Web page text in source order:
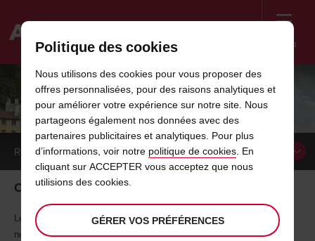
Menu
NOTRE SÉLECTION WEEK-END
RÉSERVER UNVÉHICULE
Organisez votre escapade week-end avec Avis !
Les week-ends sont les meilleures occasions pour s’évader vers de
nouveaux horizons et découvrir les plus belles villes avec Avis.
Politique des cookies
Nous utilisons des cookies pour vous proposer des
offres personnalisées, pour des raisons analytiques et
pour améliorer votre expérience sur notre site. Nous
partageons également nos données avec des
partenaires publicitaires et analytiques. Pour plus
d’informations, voir notre politique de cookies. En
cliquant sur ACCEPTER vous acceptez que nous
utilisions des cookies.
GÉRER VOS PRÉFÉRENCES